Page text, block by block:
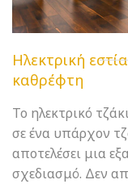
Ηλεκτρική
καθρέφτη
Το ηλεκτρικό
σε ένα υπάρχον
αποτελέσει μια
σχεδιασμό. Δεν